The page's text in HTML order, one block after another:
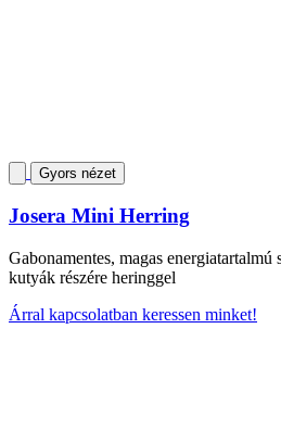
Gyors nézet
Josera Mini Herring
Gabonamentes, magas energiatartalmú
kutyák részére heringgel
Árral kapcsolatban keressen minket!